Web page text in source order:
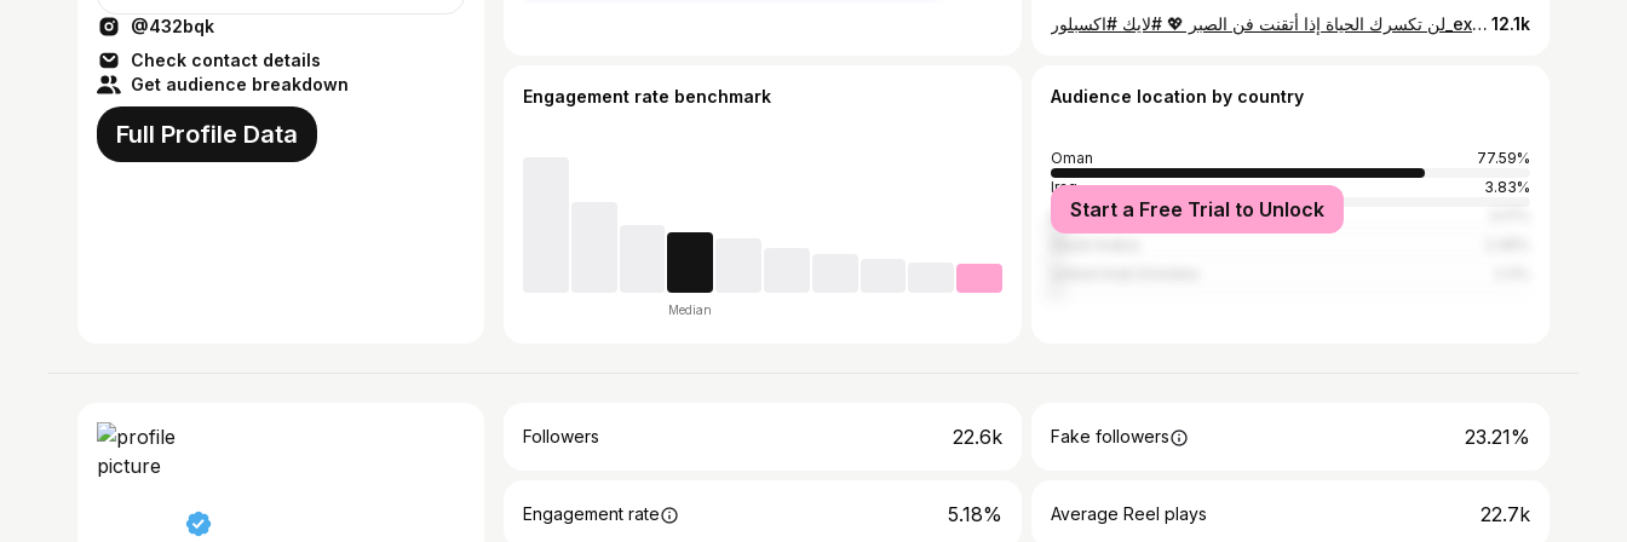
@432bqk
Check contact details
Get audience breakdown
Full Profile Data
لن تكسرك الحياة إذا أتقنت فن الصبر 💖 #لايك #اكسبلور_explore 12.1k
Engagement rate benchmark
Median
Audience location by country
Oman
77.59%
Iraq
3.83%
Egypt
Start a Free Trial to Unlock
Followers 22.6k Fake followers 23.21%
Engagement rate 5.18% Average Reel plays 22.7k